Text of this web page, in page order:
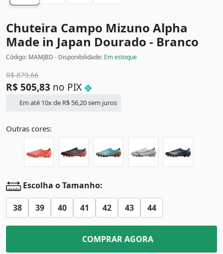
Chuteira Campo Mizuno Alpha
Made in Japan Dourado - Branco
Código: MAMJBD - Disponibilidade: Em estoque
R$879,66
R$ 505,83 no PIX
Em até 10x de R$ 56,20sem juros
Outras cores:
Escolha o Tamanho:
38 39 40 41 42 43 44
COMPRAR AGORA